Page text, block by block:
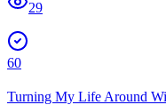
29
60
Turning My Life Around